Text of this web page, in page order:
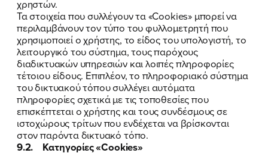
χρηστών.
Τα στοιχεία που συλλέγουν τα «Cookies» μπορεί να
περιλαμβάνουν τον τύπο του φυλλομετρητή που
χρησιμοποιεί ο χρήστης, το είδος του υπολογιστή, το
λειτουργικό του σύστημα, τους παρόχους
διαδικτυακών υπηρεσιών και λοιπές πληροφορίες
τέτοιου είδους. Επιπλέον, το πληροφοριακό σύστημα
του δικτυακού τόπου συλλέγει αυτόματα
πληροφορίες σχετικά με τις τοποθεσίες που
επισκέπτεται ο χρήστης και τους συνδέσμους σε
ιστοχώρους τρίτων που ενδέχεται να βρίσκονται
στον παρόντα δικτυακό τόπο.
9.2. Κατηγορίες «Cookies»